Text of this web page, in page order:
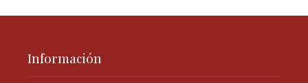
Información